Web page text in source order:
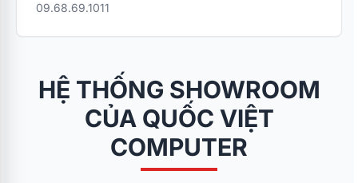
09.68.69.1011
HỆ THỐNG SHOWROOM
CỦA QUỐC VIỆT
COMPUTER